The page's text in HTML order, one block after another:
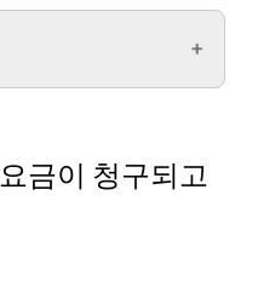
자의 시트를 클릭합니
즈 요금제의 청구 관
해야 합니다.
금이 청구되고